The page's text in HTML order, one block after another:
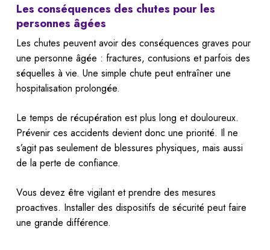
Les conséquences des chutes pour les
personnes âgées
Les chutes peuvent avoir des conséquences graves pour
une personne âgée : fractures, contusions et parfois des
séquelles à vie. Une simple chute peut entraîner une
hospitalisation prolongée.
Le temps de récupération est plus long et douloureux.
Prévenir ces accidents devient donc une priorité. Il ne
s’agit pas seulement de blessures physiques, mais aussi
de la perte de confiance.
Vous devez être vigilant et prendre des mesures
proactives. Installer des dispositifs de sécurité peut faire
une grande différence.